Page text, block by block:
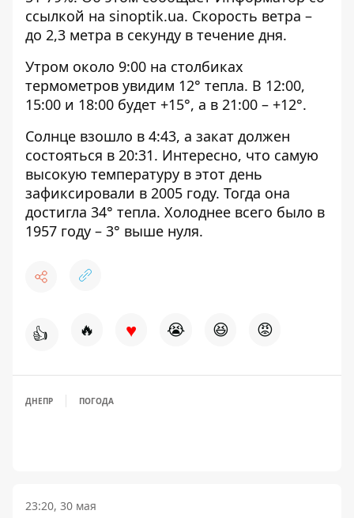
ссылкой на sinoptik.ua. Скорость ветра –
до 2,3 метра в секунду в течение дня.
Утром около 9:00 на столбиках
термометров увидим 12° тепла. В 12:00,
15:00 и 18:00 будет +15°, а в 21:00 – +12°.
Солнце взошло в 4:43, а закат должен
состояться в 20:31. Интересно, что самую
высокую температуру в этот день
зафиксировали в 2005 году. Тогда она
достигла 34° тепла. Холоднее всего было в
1957 году – 3° выше нуля.
👍 🔥 ♥ 😭 😆 😡
ДНЕПР ПОГОДА
23:20, 30 мая